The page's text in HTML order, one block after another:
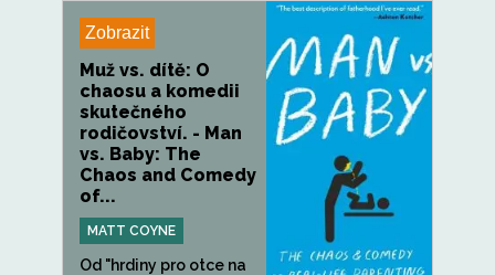
Zobrazit
Muž vs. dítě: O
chaosu a komedii
skutečného
rodičovství. - Man
vs. Baby: The
Chaos and Comedy
of...
MATT COYNE
Od "hrdiny pro otce na